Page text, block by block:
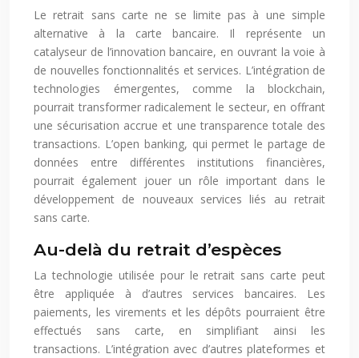
Le retrait sans carte ne se limite pas à une simple
alternative à la carte bancaire. Il représente un
catalyseur de l’innovation bancaire, en ouvrant la voie à
de nouvelles fonctionnalités et services. L’intégration de
technologies émergentes, comme la blockchain,
pourrait transformer radicalement le secteur, en offrant
une sécurisation accrue et une transparence totale des
transactions. L’open banking, qui permet le partage de
données entre différentes institutions financières,
pourrait également jouer un rôle important dans le
développement de nouveaux services liés au retrait
sans carte.
Au-delà du retrait d’espèces
La technologie utilisée pour le retrait sans carte peut
être appliquée à d’autres services bancaires. Les
paiements, les virements et les dépôts pourraient être
effectués sans carte, en simplifiant ainsi les
transactions. L’intégration avec d’autres plateformes et